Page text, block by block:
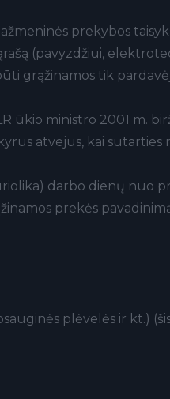
prekybos
(pavyzdžiui,
grąžinamos tik
ministro 2001 m.
atvejus, kai sutarties
darbo dienų nuo
prekės
plėvelės ir kt.)